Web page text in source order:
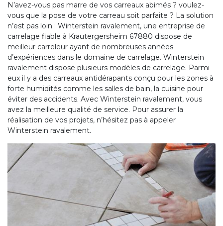
N’avez-vous pas marre de vos carreaux abimés ? voulez-
vous que la pose de votre carreau soit parfaite ? La solution
n’est pas loin : Winterstein ravalement, une entreprise de
carrelage fiable à Krautergersheim 67880 dispose de
meilleur carreleur ayant de nombreuses années
d’expériences dans le domaine de carrelage. Winterstein
ravalement dispose plusieurs modèles de carrelage. Parmi
eux il y a des carreaux antidérapants conçu pour les zones à
forte humidités comme les salles de bain, la cuisine pour
éviter des accidents. Avec Winterstein ravalement, vous
avez la meilleure qualité de service. Pour assurer la
réalisation de vos projets, n’hésitez pas à appeler
Winterstein ravalement.